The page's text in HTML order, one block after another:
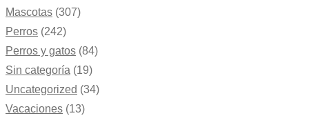
Mascotas (307)
Perros (242)
Perros y gatos (84)
Sin categoría (19)
Uncategorized (34)
Vacaciones (13)